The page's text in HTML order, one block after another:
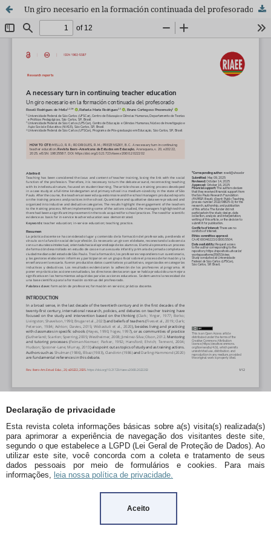
Declaração de privacidade
Esta revista coleta informações básicas sobre a(s) visita(s) realizada(s)
para aprimorar a experiência de navegação dos visitantes deste site,
segundo o que estabelece a LGPD (Lei Geral de Proteção de Dados). Ao
utilizar este site, você concorda com a coleta e tratamento de seus
dados pessoais por meio de formulários e cookies. Para mais
informações, leia nossa política de privacidade.
Aceito
Un giro necesario en la formación continuada del profesorado